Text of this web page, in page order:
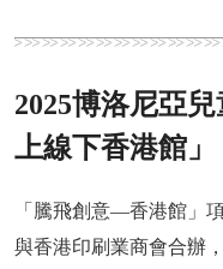
2025博洛尼亞
上線下香港館」
「騰飛創意—香港館」
與香港印刷業商會合辦